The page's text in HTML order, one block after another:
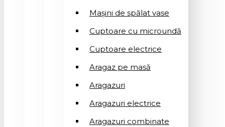
Mașini de spălat vase
Cuptoare cu microundă
Cuptoare electrice
Aragaz pe masă
Aragazuri
Aragazuri electrice
Aragazuri combinate